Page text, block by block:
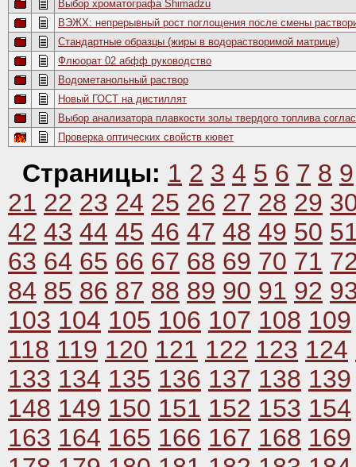
Выбор хроматографа Shimadzu
ВЭЖХ: непрерывный рост поглощения после смены
Стандартные образцы (жиры в водорастворимой матрице)
Флюорат 02 абфф руководство
Водометанольный раствор
Новый ГОСТ на дистиллят
Выбор анализатора плавкости золы твердого топлива
Проверка оптических свойств кювет
Страницы: 1 2 3 4 5 6 7 8 9
21 22 23 24 25 26 27 28 29
42 43 44 45 46 47 48 49 50
63 64 65 66 67 68 69 70 71
84 85 86 87 88 89 90 91 92
103 104 105 106 107 108 109
118 119 120 121 122 123 124
133 134 135 136 137 138 139
148 149 150 151 152 153 154
163 164 165 166 167 168 169